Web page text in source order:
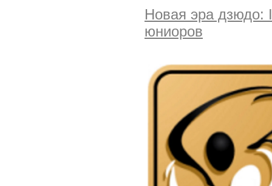
Новая эра дзюдо:
юниоров